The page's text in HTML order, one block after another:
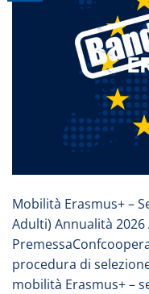
Mobilità Erasmus+ –
Adulti) Annualità 2026
procedura di
mobilità Erasmus+ –